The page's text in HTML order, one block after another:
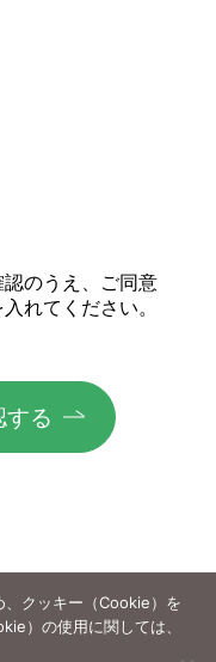
認のうえ、ご同意
れてください。
、クッキー（Cookie）を
）の使用に関しては、